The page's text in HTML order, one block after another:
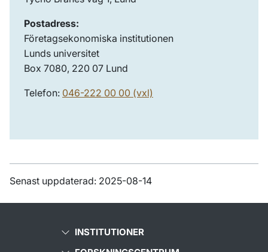
Postadress:
Företagsekonomiska institutionen
Lunds universitet
Box 7080, 220 07 Lund
Telefon: 046-222 00 00 (vxl)
Senast uppdaterad: 2025-08-14
INSTITUTIONER